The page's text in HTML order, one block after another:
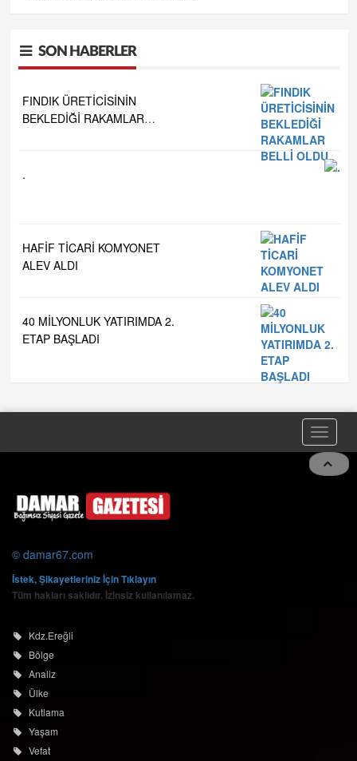
SON HABERLER
FINDIK ÜRETİCİSİNİN
BEKLEDİĞİ RAKAMLAR
.
HAFİF TİCARİ KOMYONET
ALEV ALDI
40 MİLYONLUK YATIRIMDA 2.
ETAP BAŞLADI
Toggle
© damar67.com
İstek, Şikayetleriniz İçin Tıklayın
Tüm hakları saklıdır. İzinsiz kullanılamaz.
Kdz.Ereğli
Bölge
Analiz
Ülke
Kutlama
Yaşam
Vefat